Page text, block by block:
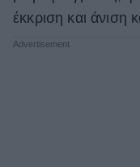
έκκριση και άνιση